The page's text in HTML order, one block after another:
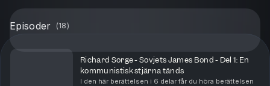
Episoder (18)
Richard Sorge - Sovjets James Bond - Del 1: En
kommunistisk stjärna tänds
I den här berättelsen i 6 delar får du höra berättelsen